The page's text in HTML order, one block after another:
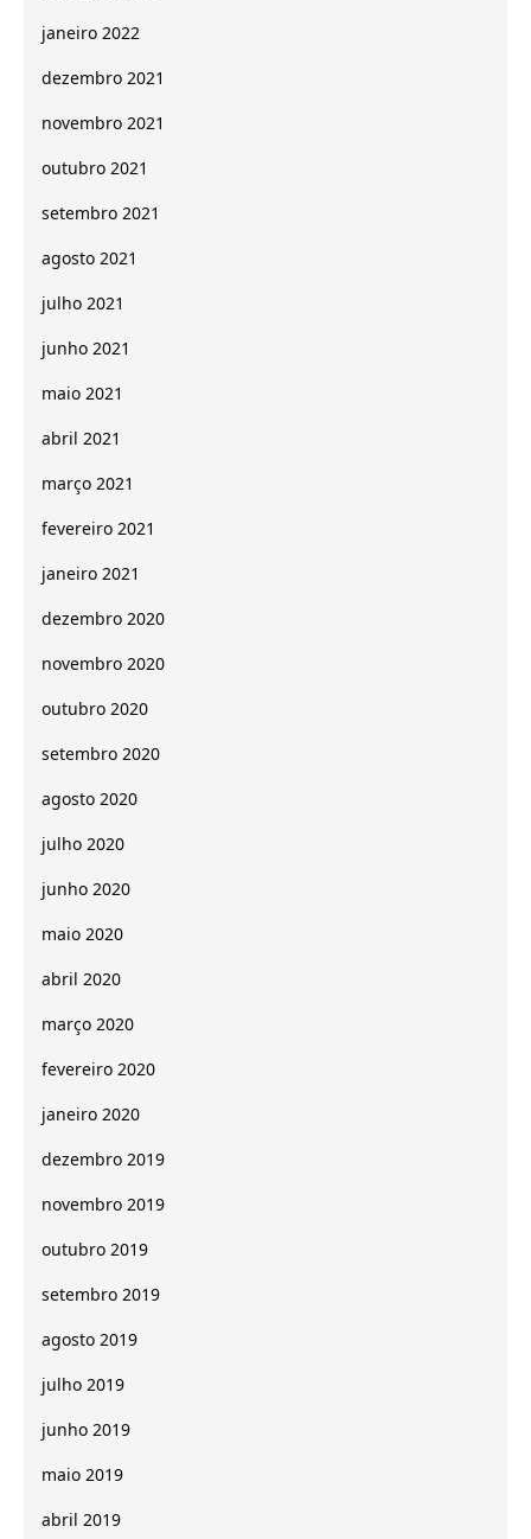
janeiro 2022
dezembro 2021
novembro 2021
outubro 2021
setembro 2021
agosto 2021
julho 2021
junho 2021
maio 2021
abril 2021
março 2021
fevereiro 2021
janeiro 2021
dezembro 2020
novembro 2020
outubro 2020
setembro 2020
agosto 2020
julho 2020
junho 2020
maio 2020
abril 2020
março 2020
fevereiro 2020
janeiro 2020
dezembro 2019
novembro 2019
outubro 2019
setembro 2019
agosto 2019
julho 2019
junho 2019
maio 2019
abril 2019